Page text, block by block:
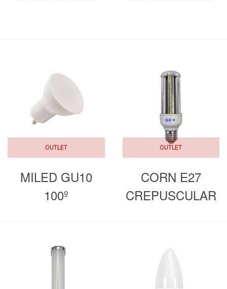
OUTLET
MILED GU10
100º
OUTLET
CORN E27
CREPUSCULAR